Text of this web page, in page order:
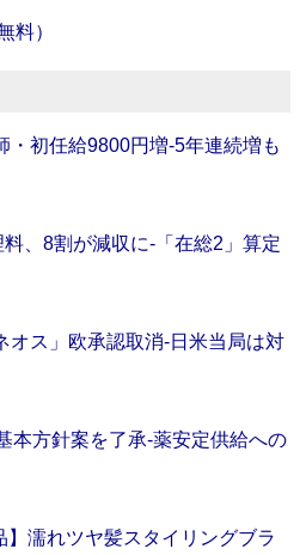
料）
・初任給9800円増‐5年連続増も
料、8割が減収に‐「在総2」算定
オス」欧承認取消‐日米当局は対
本方針案を了承‐薬安定供給への
】濡れツヤ髪スタイリングブラ